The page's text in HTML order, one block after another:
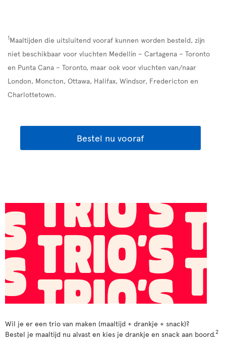
1Maaltijden die uitsluitend vooraf kunnen worden besteld, zijn
niet beschikbaar voor vluchten Medellín – Cartagena – Toronto
en Punta Cana – Toronto, maar ook voor vluchten van/naar
London, Moncton, Ottawa, Halifax, Windsor, Fredericton en
Charlottetown.
Bestel nu vooraf
Wil je er een trio van maken (maaltijd + drankje + snack)?
Bestel je maaltijd nu alvast en kies je drankje en snack aan boord.2